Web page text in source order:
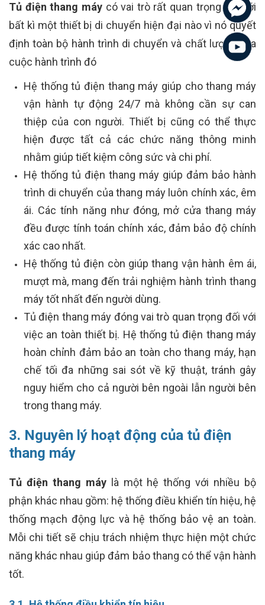
Tủ điện thang máycó vai trò rất quan trọng đối với
bất kì một thiết bị di chuyển hiện đại nào vì nó quyết
định toàn bộ hành trình di chuyển và chất lượng của
cuộc hành trình đó
Hệ thống tủ điện thang máy giúp cho thang máy
vận hành tự động 24/7 mà không cần sự can
thiệp của con người. Thiết bị cũng có thể thực
hiện được tất cả các chức năng thông minh
nhằm giúp tiết kiệm công sức và chi phí.
Hệ thống tủ điện thang máy giúp đảm bảo hành
trình di chuyển của thang máy luôn chính xác, êm
ái. Các tính năng như đóng, mở cửa thang máy
đều được tính toán chính xác, đảm bảo độ chính
xác cao nhất.
Hệ thống tủ điện còn giúp thang vận hành êm ái,
mượt mà, mang đến trải nghiệm hành trình thang
máy tốt nhất đến người dùng.
Tủ điện thang máy đóng vai trò quan trọng đối với
việc an toàn thiết bị. Hệ thống tủ điện thang máy
hoàn chỉnh đảm bảo an toàn cho thang máy, hạn
chế tối đa những sai sót về kỹ thuật, tránh gây
nguy hiểm cho cả người bên ngoài lẫn người bên
trong thang máy.
3. Nguyên lý hoạt động của tủ điện
thang máy
Tủ điện thang máylà một hệ thống với nhiều bộ
phận khác nhau gồm: hệ thống điều khiển tín hiệu, hệ
thống mạch động lực và hệ thống bảo vệ an toàn.
Mỗi chi tiết sẽ chịu trách nhiệm thực hiện một chức
năng khác nhau giúp đảm bảo thang có thể vận hành
tốt.